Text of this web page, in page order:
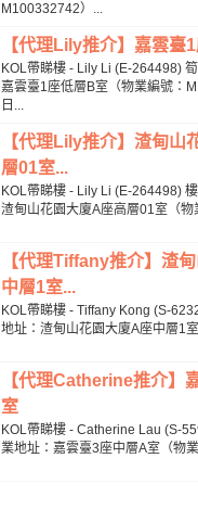
M100332742）...
【代理Lily推介】嘉雲臺
KOL帶睇樓 - Lily Li (E-264498)
嘉雲臺1座低層B室（物業編號：
日...
【代理Lily推介】渣甸山
層01室...
KOL帶睇樓 - Lily Li (E-264498)
渣甸山花園大廈A座高層01室（物
【代理Tiffany推介】渣
中層1室...
KOL帶睇樓 - Tiffany Kong (S-
地址：渣甸山花園大廈A座中層1
【代理Catherine推介】
室
KOL帶睇樓 - Catherine Lau (S-
業地址：嘉雲臺3座中層A室（物業